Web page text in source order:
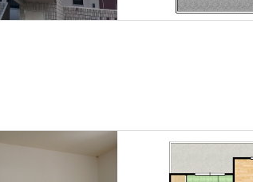
ニ・延岡ＩＣ近くにあります(^^)/